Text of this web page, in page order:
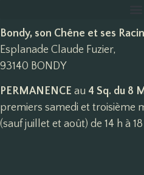
Bondy, son Chêne et ses
Esplanade Claude Fuzier,
93140 BONDY
PERMANENCE au 4 Sq. du 8
premiers samedi et troisième
(sauf juillet et août) de 14 h à